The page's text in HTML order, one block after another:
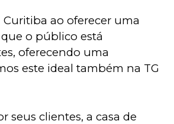
Curitiba ao oferecer uma
o público está
oferecendo uma
este ideal também na TG
seus clientes, a casa de